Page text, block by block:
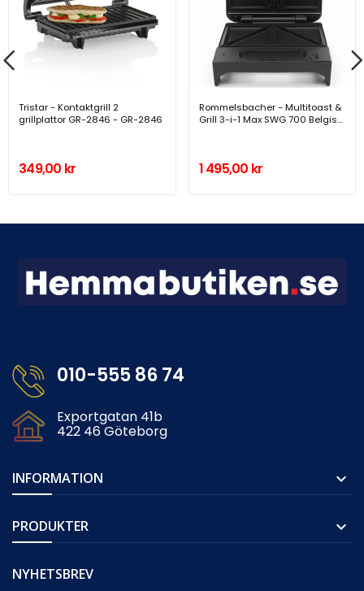
Tristar - Kontaktgrill 2
grillplattor GR-2846 - GR-2846
349,00 kr
Rommelsbacher - Multitoast &
Grill 3-i-1 Max SWG 700 Belgisk
1 495,00 kr
010-555 86 74
Exportgatan 41b
422 46 Göteborg
INFORMATION 
PRODUKTER 
NYHETSBREV